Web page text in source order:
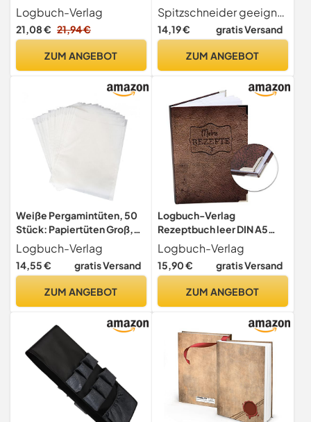
Gästebuch Freundebuch
mit leeren Seiten
persönliches Geschenk für
Hochzeit 21 x 21 cm
Logbuch-Verlag
21,08 € 21,94 €
ZUM ANGEBOT
bastelzeug fadenschneider
Papierwaren einschenker
Vintage
Nähwerkzeug Trimmer
Spitzschneider geeignet zum sticken, sticken, nähen, handarbeiten oder einfach zum schneiden von papier, gebogene stickschere
14,19 € gratis Versand
ZUM ANGEBOT
Weiße Pergamintüten, 50
Stück: Papiertüten Groß,
Tüten Papier Weiß,
Geschenktüte für
Blumensamen,
Papierflachbeutel Leicht
Pergamin, 18,5 x 23 cm
Logbuch-Verlag
14,55 € gratis Versand
ZUM ANGEBOT
Logbuch-Verlag
Rezeptbuch leer DIN A5
bedruckt in Lederoptik -
Blankobuch für Rezepte
zum Selberschreiben
Logbuch-Verlag
15,90 € gratis Versand
ZUM ANGEBOT